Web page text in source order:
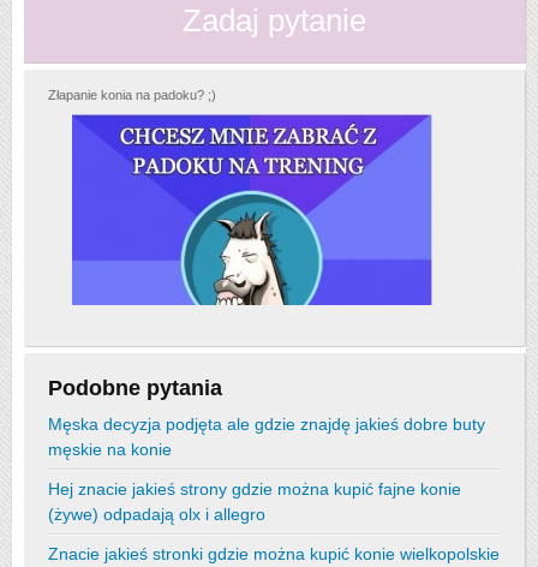
Zadaj pytanie
Złapanie konia na padoku? ;)
Podobne pytania
Męska decyzja podjęta ale gdzie znajdę jakieś dobre buty
męskie na konie
Hej znacie jakieś strony gdzie można kupić fajne konie
(żywe) odpadają olx i allegro
Znacie jakieś stronki gdzie można kupić konie wielkopolskie